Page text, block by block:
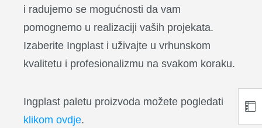
i radujemo se mogućnosti da vam
pomognemo u realizaciji vaših projekata.
Izaberite Ingplast i uživajte u vrhunskom
kvalitetu i profesionalizmu na svakom koraku.
Ingplast paletu proizvoda možete pogledati
klikom ovdje.